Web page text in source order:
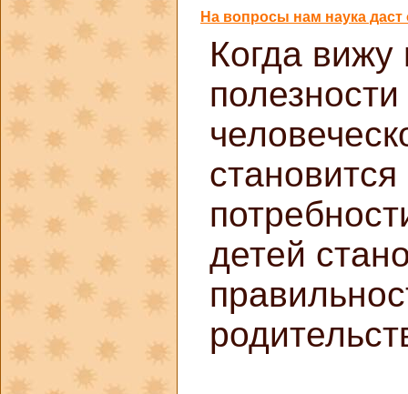
На вопросы нам наука даст
Когда вижу
детей